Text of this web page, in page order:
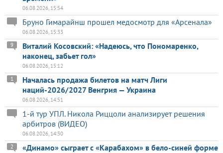
06.08.2026, 15:54
Бруно Гимарайнш прошел медосмотр для «Арсенала»
06.08.2026, 15:33
Виталий Косовский: «Надеюсь, что Пономаренко,
наконец, забьет гол»
9
06.08.2026, 15:12
Началась продажа билетов на матч Лиги
наций-2026/2027 Венгрия — Украина
1
06.08.2026, 14:51
1-й тур УПЛ. Никола Риццоли анализирует решения
арбитров (ВИДЕО)
06.08.2026, 14:30
«Динамо» сыграет с «Карабахом» в бело-синей форме
2